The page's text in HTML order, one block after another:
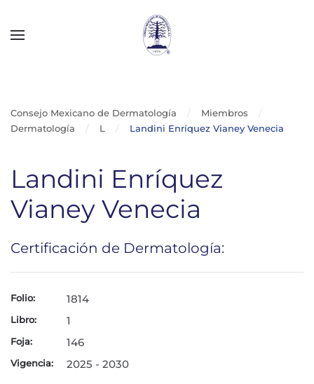
Consejo Mexicano de Dermatología
Miembros
Dermatología
L Landini Enríquez Vianey Venecia
Landini Enríquez
Vianey Venecia
Certificación de Dermatología:
Folio: 1814
Libro: 1
Foja: 146
Vigencia: 2025 - 2030